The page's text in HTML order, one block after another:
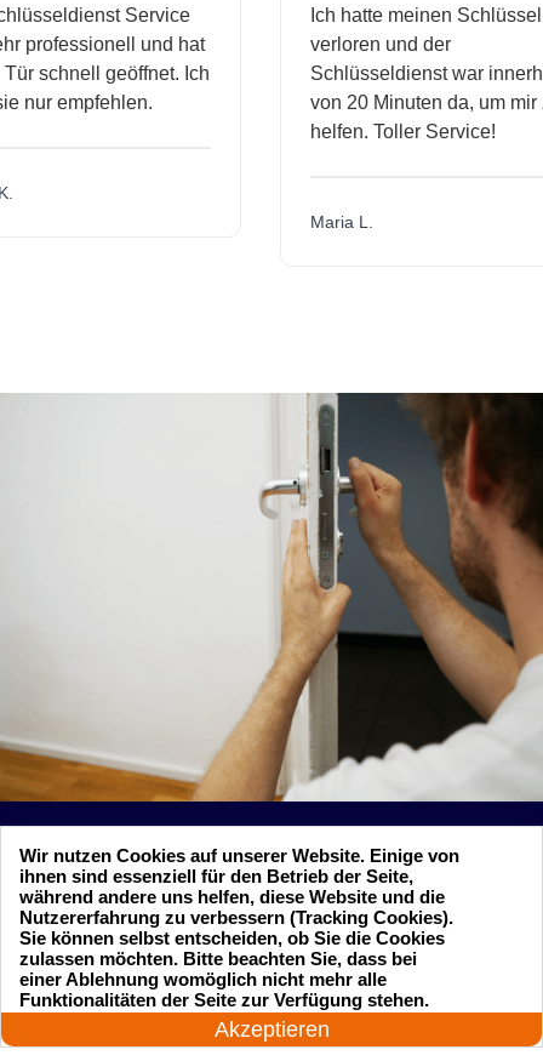
Service
professionell und hat
schnell geöffnet. Ich
empfehlen.
Ich hatte meinen Schlüssel
verloren und der
Schlüsseldienst war
von 20 Minuten da, um mir zu
helfen. Toller Service!
Maria L.
Suchen Sie einen Schlüsseldienst
zu einem vernünftigen Preis?
Rufen Sie uns an und unser professioneller
Meister wird in 25 Minuten schnell vor Ort sein!
24 Stunden am Tag
Akzeptieren
Wir nutzen Cookies auf unserer Website. Einige von
ihnen sind essenziell für den Betrieb der Seite,
während andere uns helfen, diese Website und die
Nutzererfahrung zu verbessern (Tracking Cookies).
Sie können selbst entscheiden, ob Sie die Cookies
zulassen möchten. Bitte beachten Sie, dass bei
einer Ablehnung womöglich nicht mehr alle
Funktionalitäten der Seite zur Verfügung stehen.